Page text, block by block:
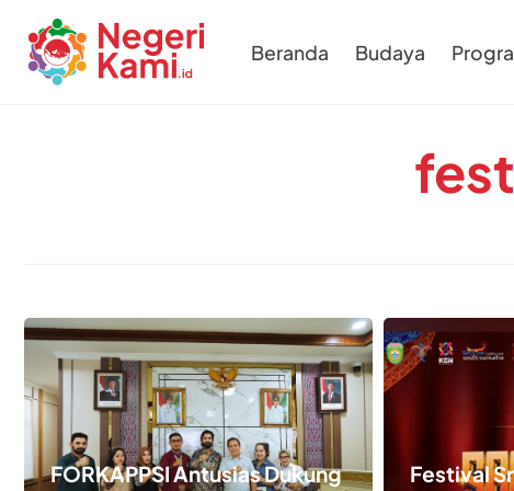
Beranda Budaya
FORKAPPSI Antusias Dukung
Festival